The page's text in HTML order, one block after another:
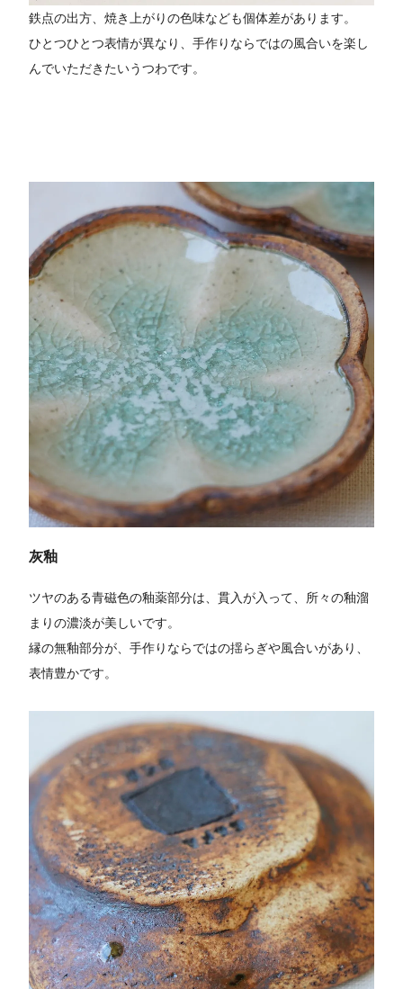
鉄点の出方、焼き上がりの色味なども個体差があります。
ひとつひとつ表情が異なり、手作りならではの風合いを楽し
んでいただきたいうつわです。
灰釉
ツヤのある青磁色の釉薬部分は、貫入が入って、所々の釉溜
まりの濃淡が美しいです。
縁の無釉部分が、手作りならではの揺らぎや風合いがあり、
表情豊かです。